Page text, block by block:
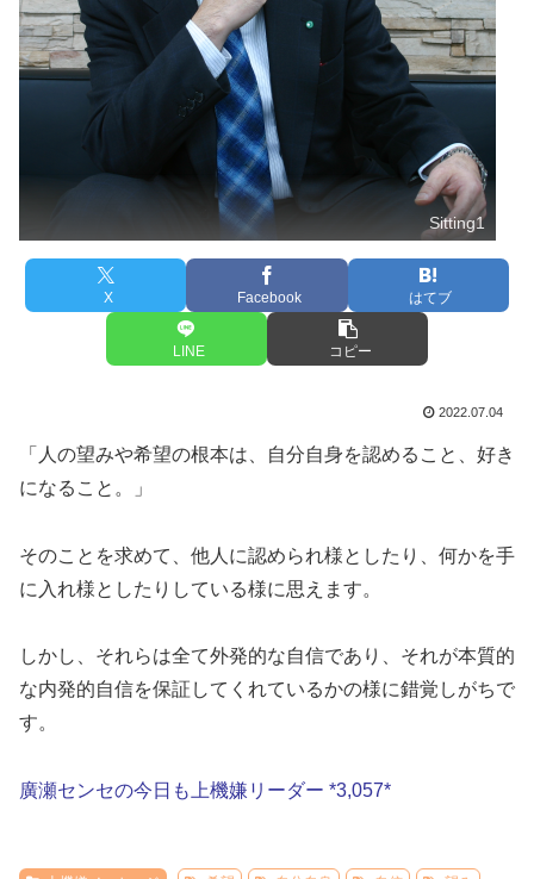
Sitting1
X Facebook はてブ
LINE コピー
2022.07.04
「人の望みや希望の根本は、自分自身を認めること、好き
になること。」
そのことを求めて、他人に認められ様としたり、何かを手
に入れ様としたりしている様に思えます。
しかし、それらは全て外発的な自信であり、それが本質的
な内発的自信を保証してくれているかの様に錯覚しがちで
す。
廣瀬センセの今日も上機嫌リーダー *3,057*